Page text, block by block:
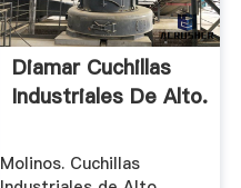
Diamar Cuchillas
Industriales De Alto.
Molinos. Cuchillas